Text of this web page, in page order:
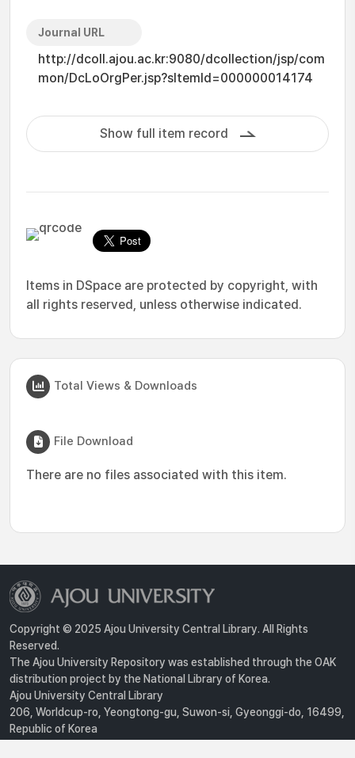
Journal URL
http://dcoll.ajou.ac.kr:9080/dcollection/jsp/com
mon/DcLoOrgPer.jsp?sItemId=000000014174
Show full item record
Items in DSpace are protected by copyright, with
all rights reserved, unless otherwise indicated.
Total Views & Downloads
File Download
There are no files associated with this item.
Copyright © 2025 Ajou University Central Library. All Rights
Reserved.
The Ajou University Repository was established through the OAK
distribution project by the National Library of Korea.
Ajou University Central Library
206, Worldcup-ro, Yeongtong-gu, Suwon-si, Gyeonggi-do, 16499,
Republic of Korea